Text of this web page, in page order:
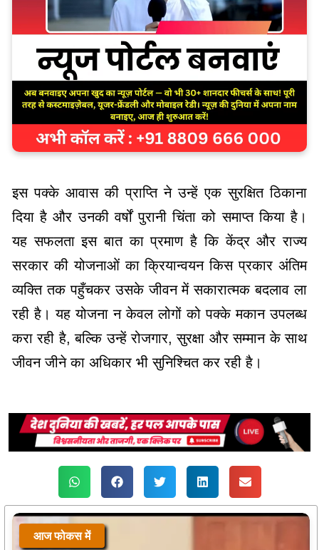
इस पक्के आवास की प्राप्ति ने उन्हें एक सुरक्षित ठिकाना
दिया है और उनकी वर्षों पुरानी चिंता को समाप्त किया है।
यह सफलता इस बात का प्रमाण है कि केंद्र और राज्य
सरकार की योजनाओं का क्रियान्वयन किस प्रकार अंतिम
व्यक्ति तक पहुँचकर उसके जीवन में सकारात्मक बदलाव ला
रही है। यह योजना न केवल लोगों को पक्के मकान उपलब्ध
करा रही है, बल्कि उन्हें रोजगार, सुरक्षा और सम्मान के साथ
जीवन जीने का अधिकार भी सुनिश्चित कर रही है।
आज फोकस में